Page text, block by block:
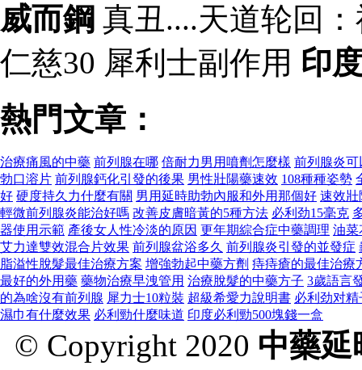
威而鋼 真丑....天道轮回
仁慈30 犀利士副作用 印
熱門文章：
治療痛風的中藥 前列腺在哪 倍耐力男用噴劑怎麼樣 前列腺炎
勃口溶片 前列腺鈣化引發的後果 男性壯陽藥速效 108種種姿勢
好 硬度持久力什麼有關 男用延時助勃內服和外用那個好 速效壯
輕微前列腺炎能治好嗎 改善皮膚暗黃的5種方法 必利劲15毫克
器使用示範 產後女人性冷淡的原因 更年期綜合症中藥調理 油菜
艾力達雙效混合片效果 前列腺盆浴多久 前列腺炎引發的並發症
脂溢性脫髮最佳治療方案 增強勃起中藥方劑 痔痔瘡的最佳治療
最好的外用藥 藥物治療早洩管用 治療脫髮的中藥方子 3歲語言
的為啥沒有前列腺 犀力士10粒裝 超級希愛力說明書 必利劲对
濕巾有什麼效果 必利勁什麼味道 印度必利勁500塊錢一盒
© Copyright 2020 中藥延